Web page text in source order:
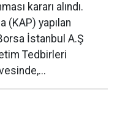
kararı alındı.
(KAP) yapılan
İstanbul A.Ş
Tedbirleri